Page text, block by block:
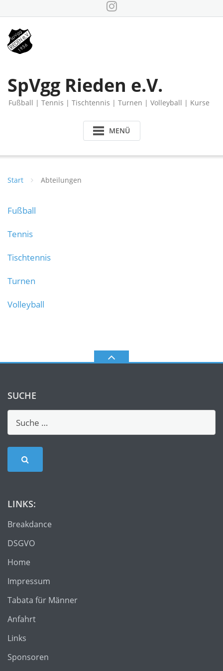
to
content
SpVgg Rieden e.V.
Fußball | Tennis | Tischtennis | Turnen | Volleyball | Kurse
MENÜ
Start Abteilungen
Fußball
Tennis
Tischtennis
Turnen
Volleyball
SUCHE
LINKS:
Breakdance
DSGVO
Home
Impressum
Tabata für Männer
Anfahrt
Links
Sponsoren